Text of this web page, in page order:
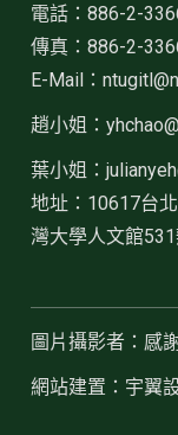
電話：886-2-
傳真：886-2-
E-Mail：
趙小姐：
葉小姐：
地址：10617台
灣大學人文館531
圖片攝影者：感
網站建置：宇翼